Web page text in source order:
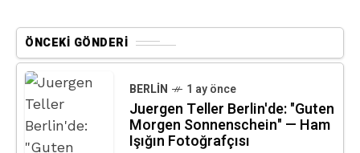
ÖNCEKI GÖNDERI
BERLIN 1 ay önce
Juergen Teller Berlin'de: "Guten
Morgen Sonnenschein" — Ham
Işığın Fotoğrafçısı